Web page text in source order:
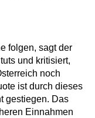
folgen, sagt der
und kritisiert,
noch
ist durch dieses
gestiegen. Das
Einnahmen